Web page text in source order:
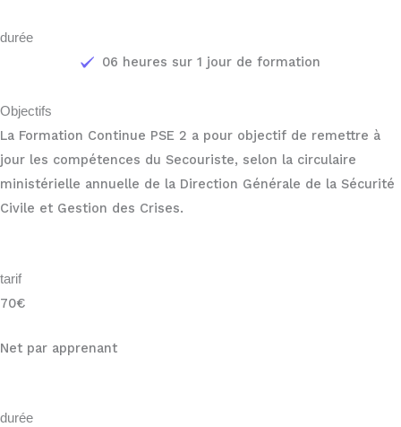
durée
06 heures sur 1 jour de formation
Objectifs
La Formation Continue PSE 2 a pour objectif de remettre à
jour les compétences du Secouriste, selon la circulaire
ministérielle annuelle de la Direction Générale de la Sécurité
Civile et Gestion des Crises.
tarif
70€
Net par apprenant
durée